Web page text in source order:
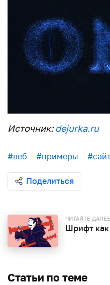
Источник:dejurka.ru
#веб #примеры
Поделиться
ЧИТАЙТЕ ДАЛЕЕ
Шрифт как
Статьи по теме